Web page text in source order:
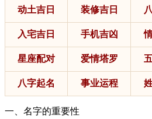
动土吉日 装修吉日
入宅吉日 手机吉凶
星座配对 爱情塔罗
八字起名 事业运程
一、名字的重要性